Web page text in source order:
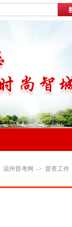
温州督考网 -> 督查工作